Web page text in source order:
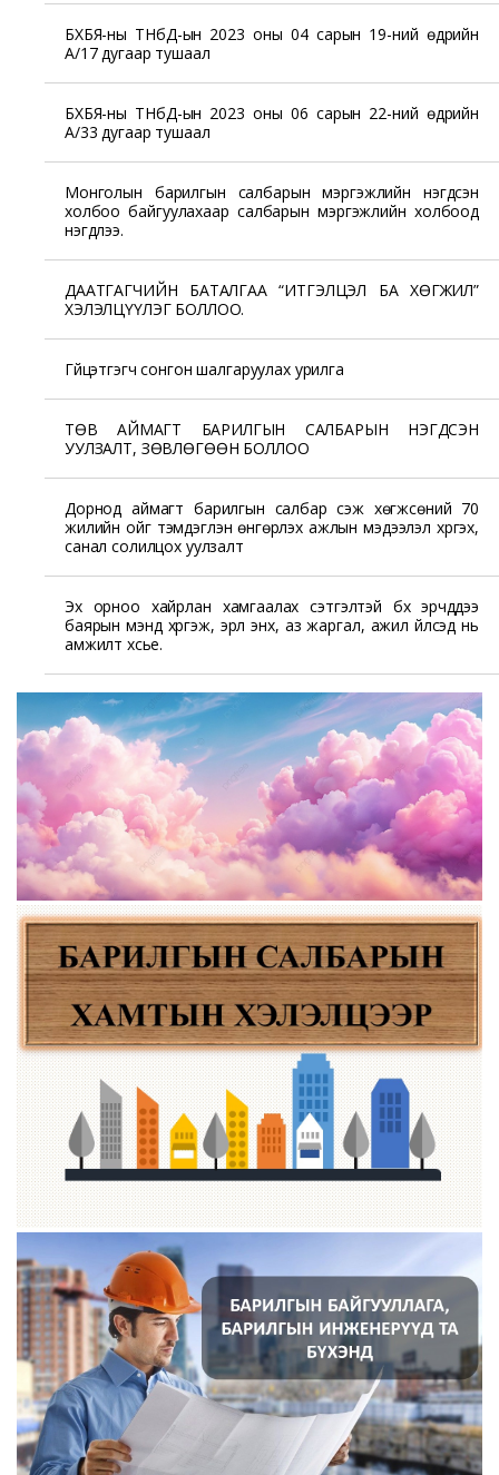
БХБЯ-ны ТНбД-ын 2023 оны 04 сарын 19-ний өдрийн
А/17 дугаар тушаал
БХБЯ-ны ТНбД-ын 2023 оны 06 сарын 22-ний өдрийн
А/33 дугаар тушаал
Монголын барилгын салбарын мэргэжлийн нэгдсэн
холбоо байгуулахаар салбарын мэргэжлийн холбоод
нэгдлээ.
ДААТГАГЧИЙН БАТАЛГАА “ИТГЭЛЦЭЛ БА ХӨГЖИЛ”
ХЭЛЭЛЦҮҮЛЭГ БОЛЛОО.
Гүйцэтгэгч сонгон шалгаруулах урилга
ТӨВ АЙМАГТ БАРИЛГЫН САЛБАРЫН НЭГДСЭН
УУЛЗАЛТ, ЗӨВЛӨГӨӨН БОЛЛОО
Дорнод аймагт барилгын салбар үүсэж хөгжсөний 70
жилийн ойг тэмдэглэн өнгөрүүлэх ажлын мэдээлэл хүргэх,
санал солилцох уулзалт
Эх орноо хайрлан хамгаалах сэтгэлтэй бүх эрчүүддээ
баярын мэнд хүргэж, эрүүл энх, аз жаргал, ажил үйлсэд нь
амжилт хүсье.